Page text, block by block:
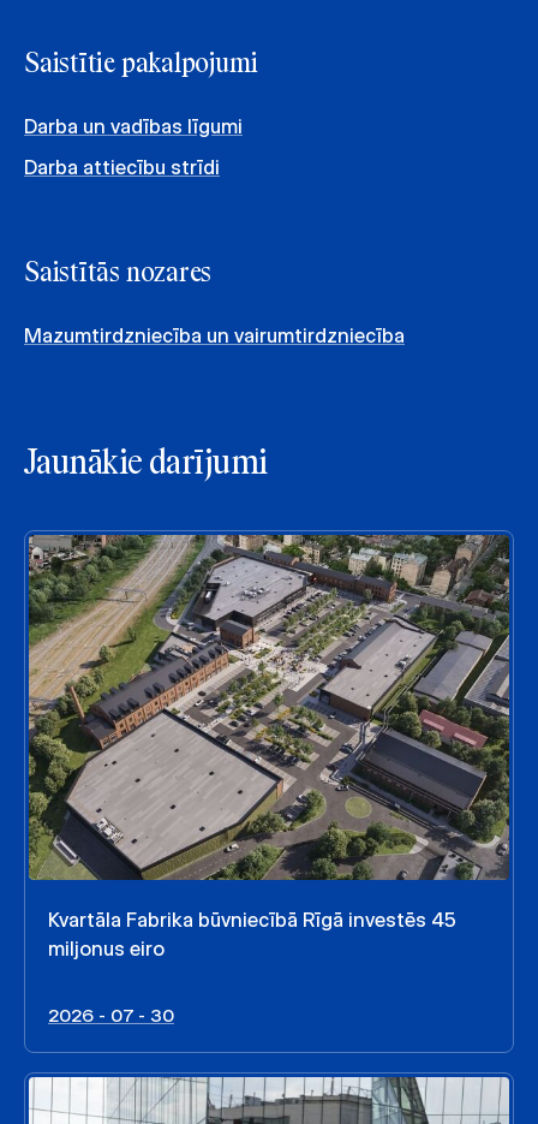
Saistītie pakalpojumi
Darba un vadības līgumi
Darba attiecību strīdi
Saistītās nozares
Mazumtirdzniecība un vairumtirdzniecība
Jaunākie darījumi
Kvartāla Fabrika būvniecībā Rīgā investēs 45
miljonus eiro
2026 - 07 - 30